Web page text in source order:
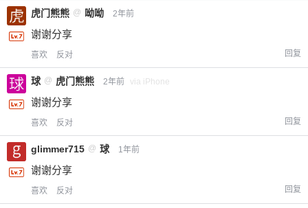
虎门熊熊 @ 呦呦 2年前
谢谢分享
喜欢 反对 回复
球 @ 虎门熊熊 2年前 via iPhone
谢谢分享
喜欢 反对 回复
glimmer715 @ 球 1年前
谢谢分享
喜欢 反对 回复